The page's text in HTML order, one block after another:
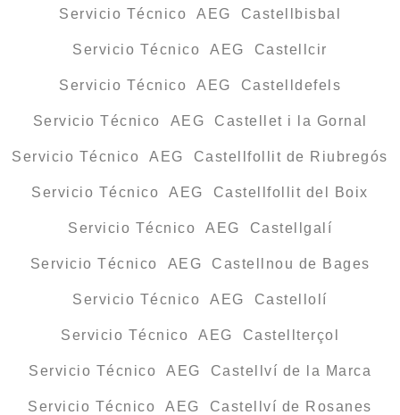
Servicio Técnico AEG Castellbisbal
Servicio Técnico AEG Castellcir
Servicio Técnico AEG Castelldefels
Servicio Técnico AEG Castellet i la Gornal
Servicio Técnico AEG Castellfollit de Riubregós
Servicio Técnico AEG Castellfollit del Boix
Servicio Técnico AEG Castellgalí
Servicio Técnico AEG Castellnou de Bages
Servicio Técnico AEG Castellolí
Servicio Técnico AEG Castellterçol
Servicio Técnico AEG Castellví de la Marca
Servicio Técnico AEG Castellví de Rosanes